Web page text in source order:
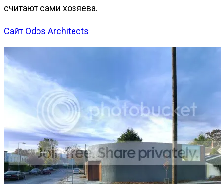
считают сами хозяева.
Сайт Odos Architects